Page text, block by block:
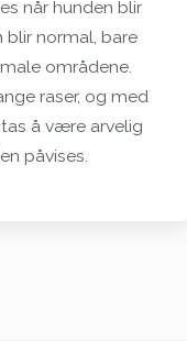
når hunden blir
blir normal, bare
områdene.
raser, og med
å være arvelig
påvises.